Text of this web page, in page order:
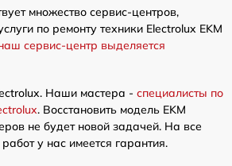
множество сервис-центров,
по ремонту техники Electrolux EKM
сервис-центр выделяется
Наши мастера - специалисты по
. Восстановить модель EKM
не будет новой задачей. На все
у нас имеется гарантия.